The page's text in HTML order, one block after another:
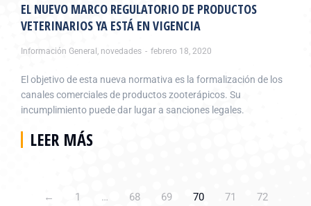
EL NUEVO MARCO REGULATORIO DE PRODUCTOS
VETERINARIOS YA ESTÁ EN VIGENCIA
Información General , novedades febrero 18, 2020
El objetivo de esta nueva normativa es la formalización de los
canales comerciales de productos zooterápicos. Su
incumplimiento puede dar lugar a sanciones legales.
LEER MÁS
← 1 … 68 69 70 71
72